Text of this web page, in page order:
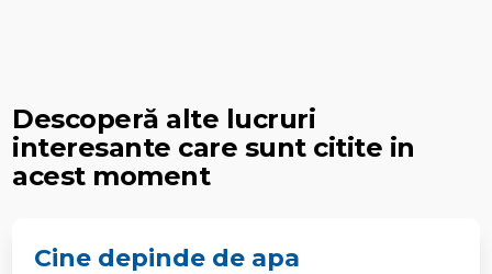
Descoperă alte lucruri
interesante care sunt citite in
acest moment
Cine depinde de apa